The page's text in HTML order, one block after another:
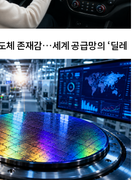
체 존재감…세계 공급망의 ‘딜레